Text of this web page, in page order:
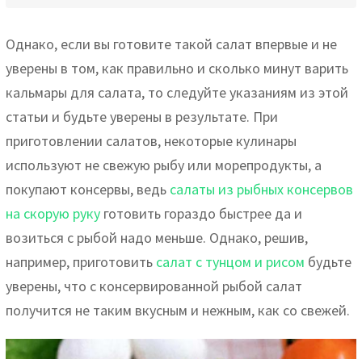
Однако, если вы готовите такой салат впервые и не
уверены в том, как правильно и сколько минут варить
кальмары для салата, то следуйте указаниям из этой
статьи и будьте уверены в результате. При
приготовлении салатов, некоторые кулинары
используют не свежую рыбу или морепродукты, а
покупают консервы, ведь салаты из рыбных консервов
на скорую руку готовить гораздо быстрее да и
возиться с рыбой надо меньше. Однако, решив,
например, приготовить салат с тунцом и рисом будьте
уверены, что с консервированной рыбой салат
получится не таким вкусным и нежным, как со свежей.